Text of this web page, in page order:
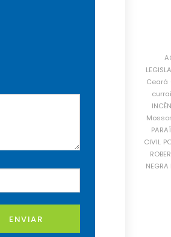
ENVIAR
Ceará
CIVIL
NEGRA